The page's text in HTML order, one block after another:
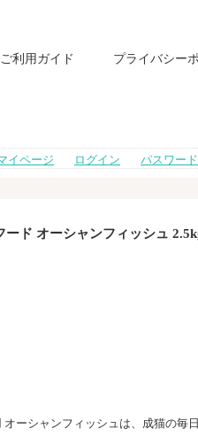
ご利用ガイド プライバシー
イページ ログイン パスワー
ード オーシャンフィッシュ
ーシャンフィッシュは、成猫の毎